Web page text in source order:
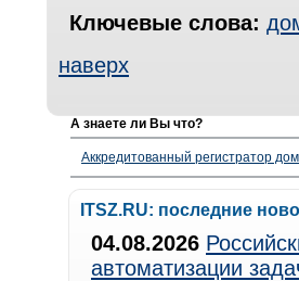
Ключевые слова:
наверх
А знаете ли Вы что?
Аккредитованный регистратор
ITSZ.RU: последние
04.08.2026
автоматизации